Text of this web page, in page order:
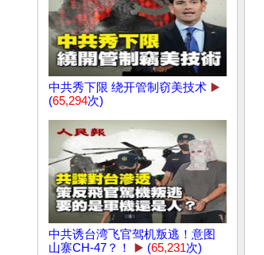
中共秀下限 绕开管制窃美技术 ▶️
(65,294次)
中共诱台湾飞官驾机叛逃！意图
山寨CH-47？！
▶️ (65,231次)